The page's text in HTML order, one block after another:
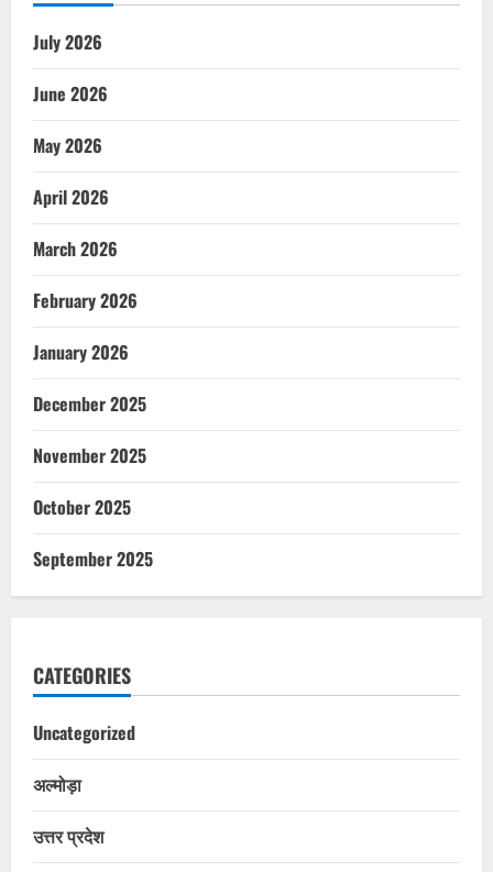
July 2026
June 2026
May 2026
April 2026
March 2026
February 2026
January 2026
December 2025
November 2025
October 2025
September 2025
CATEGORIES
Uncategorized
अल्मोड़ा
उत्तर प्रदेश